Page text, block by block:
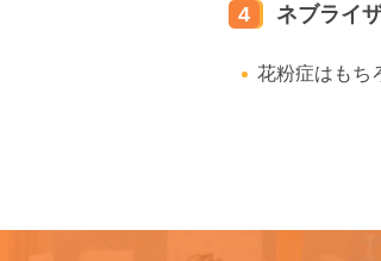
4 ネブライ
花粉症はもち